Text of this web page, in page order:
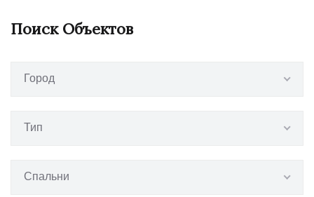
Поиск Объектов
Город
Тип
Спальни